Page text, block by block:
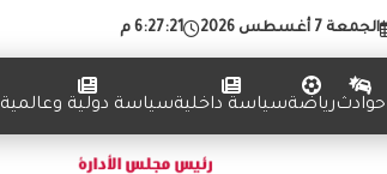
الجمعة 7 أغسطس 2026 6:27:22 م
حوادثرياضةسياسة داخليةسياسة دولية وعالمية